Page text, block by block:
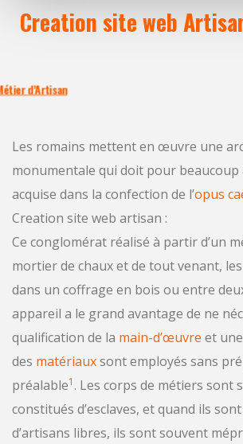
Creation site web
d’Artisan
Les romains mettent en œuvre une
monumentale qui doit pour beaucoup
acquise dans la confection de l’opus
Creation site web artisan :
Ce conglomérat réalisé à partir d’un
mortier de chaux et de tout venant, les
dans un coffrage en bois ou entre
appareil a le grand avantage de ne
qualification de la main-d’œuvre et
des matériauxsont employés sans
préalable1 . Les corps de métiers sont
constitués d’esclaves, et quand ils
d’artisans libres, ils sont souvent